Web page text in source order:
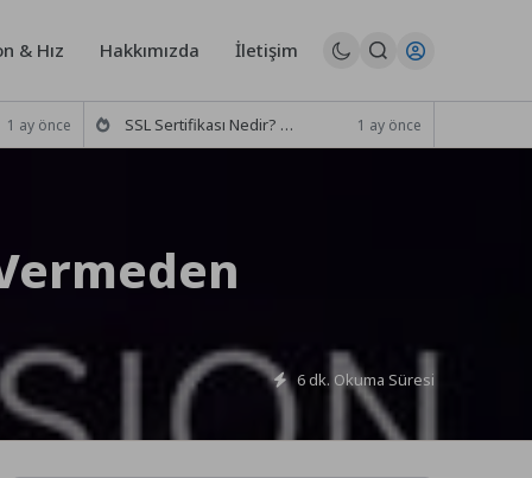
& Hız Hakkımızda İletişim
1 ay önce SSL Sertifikası Nedir? Türleri Nelerdir? (Seçim Rehberi) 1 ay önce
6 dk. Okuma Süresi